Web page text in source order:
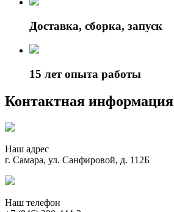
Доставка, сборка, запуск
15 лет опыта работы
Контактная информация
Наш адрес
г. Самара, ул. Санфировой, д. 112Б
Наш телефон